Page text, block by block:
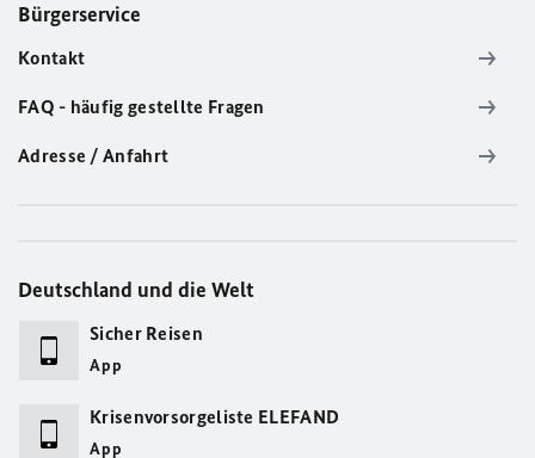
Bürgerservice
Kontakt
FAQ - häufig gestellte Fragen
Adresse / Anfahrt
Deutschland und die Welt
Sicher Reisen
App
Krisenvorsorgeliste ELEFAND
App